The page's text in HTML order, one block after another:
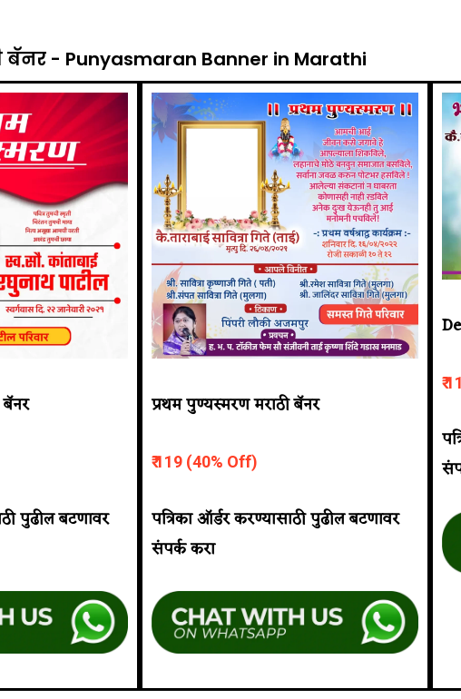
बॅनर - Punyasmaran Banner in Marathi
पुढील बटणावर
प्रथम पुण्यस्मरण मराठी बॅनर
₹ 119 (40% Off)
पत्रिका ऑर्डर करण्यासाठी पुढील बटणावर
संपर्क करा
₹